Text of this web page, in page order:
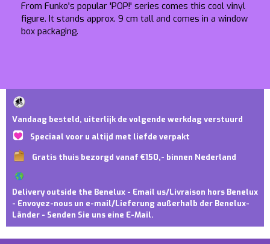
From Funko's popular 'POP!' series comes this cool vinyl
figure. It stands approx. 9 cm tall and comes in a window
box packaging.
Vandaag besteld, uiterlijk de volgende werkdag verstuurd
Speciaal voor u altijd met liefde verpakt
Gratis thuis bezorgd vanaf €150,- binnen Nederland
Delivery outside the Benelux - Email us/Livraison hors Benelux
- Envoyez-nous un e-mail/Lieferung außerhalb der Benelux-
Länder - Senden Sie uns eine E-Mail.